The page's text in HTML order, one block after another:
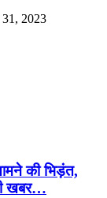
31, 2023
की भिड़ंत,
खबर…